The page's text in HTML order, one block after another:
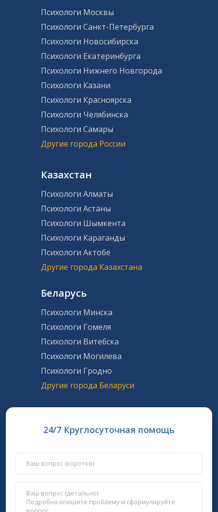
Психологи Москвы
Психологи Санкт-Петербурга
Психологи Новосибирска
Психологи Екатеринбурга
Психологи Нижнего Новгорода
Психологи Казани
Психологи Красноярска
Психологи Челябинска
Психологи Самары
Другие города России
Казахстан
Психологи Алматы
Психологи Астаны
Психологи Шымкента
Психологи Караганды
Психологи Актобе
Другие города Казахстана
Беларусь
Психологи Минска
Психологи Гомеля
Психологи Витебска
Психологи Могилева
Психологи Гродно
Другие города Беларуси
24/7 Круглосуточная помощь